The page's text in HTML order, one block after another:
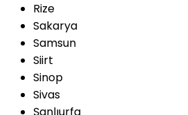
Rize
Sakarya
Samsun
Siirt
Sinop
Sivas